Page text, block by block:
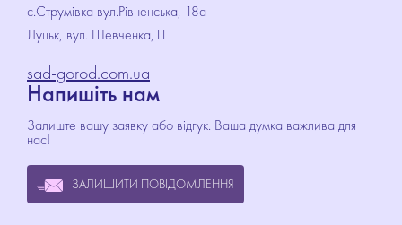
с.Струмівка вул.Рівненська, 18а
Луцьк, вул. Шевченка,11
sad-gorod.com.ua
Напишіть нам
Залиште вашу заявку або відгук. Ваша думка важлива для
нас!
ЗАЛИШИТИ ПОВІДОМЛЕННЯ